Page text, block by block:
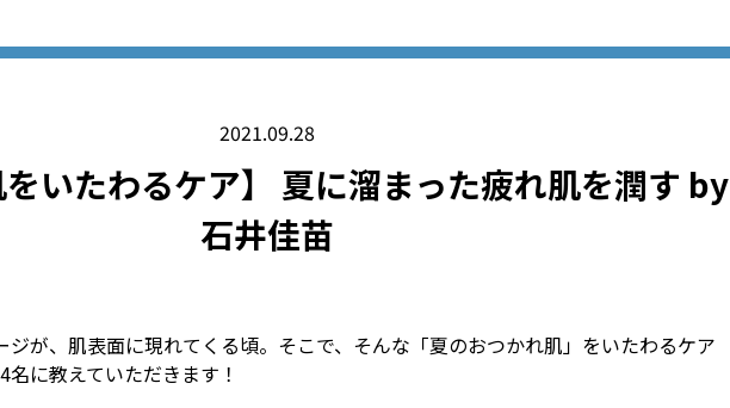
2021.09.28
をいたわるケア】 夏に溜まった疲れ肌を潤す by
石井佳苗
ジが、肌表面に現れてくる頃。そこで、そんな「夏のおつかれ肌」をいたわるケア
に教えていただきます！